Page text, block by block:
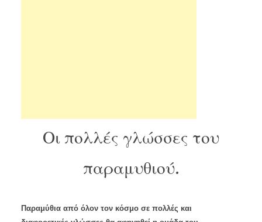
Οι πολλές γλώσσες του
παραμυθιού.
Παραμύθια από όλον τον κόσμο σε πολλές και